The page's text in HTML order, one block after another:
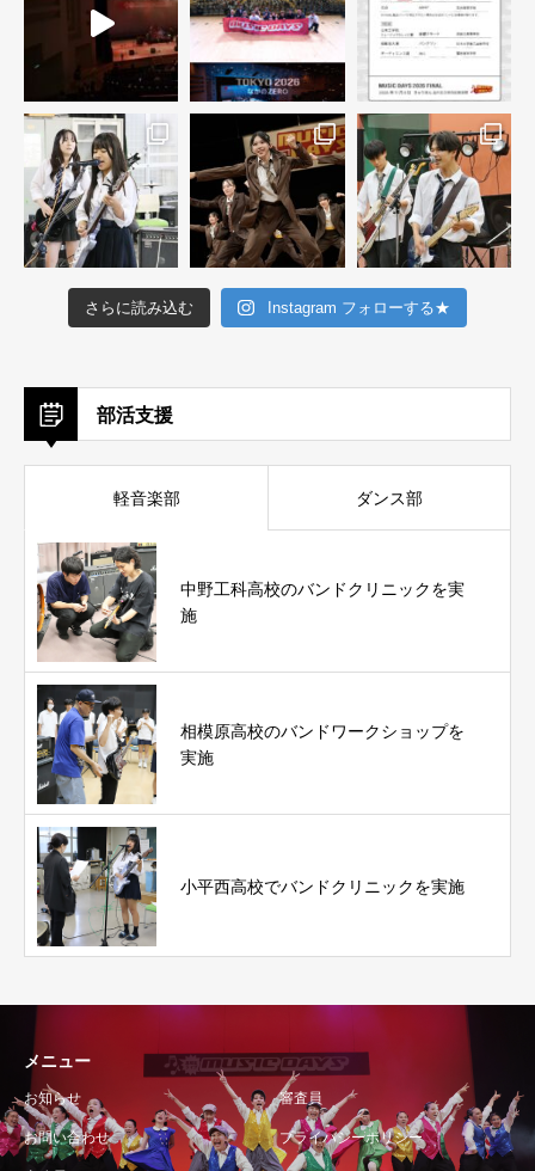
さらに読み込む Instagram フォローする★
部活支援
軽音楽部 ダンス部
中野工科高校のバンドクリニックを実
施
相模原高校のバンドワークショップを
実施
小平西高校でバンドクリニックを実施
メニュー
お知らせ 審査員
お問い合わせ プライバシーポリシー